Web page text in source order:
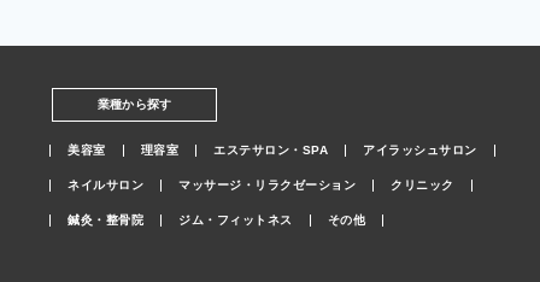
業種から探す
美容室 理容室 エステサロン・SPA アイラッシュサロン
ネイルサロン マッサージ・リラクゼーション クリニック
鍼灸・整骨院 ジム・フィットネス その他